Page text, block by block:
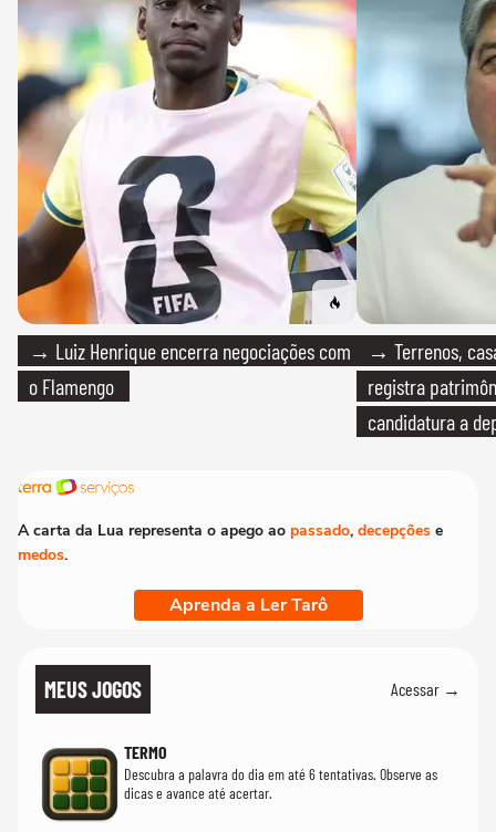
→ Luiz Henrique encerra negociações com
o Flamengo
→ Terrenos,
registra
candidatura a
A carta da Lua representa o apego ao passado, decepções e
medos.
Aprenda a Ler Tarô
MEUS JOGOS Acessar →
TERMO
Descubra a palavra do dia em até 6 tentativas. Observe as
dicas e avance até acertar.